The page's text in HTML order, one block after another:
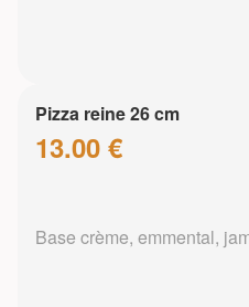
Pizza reine 26 cm
13.00 €
Base crème, emmental,